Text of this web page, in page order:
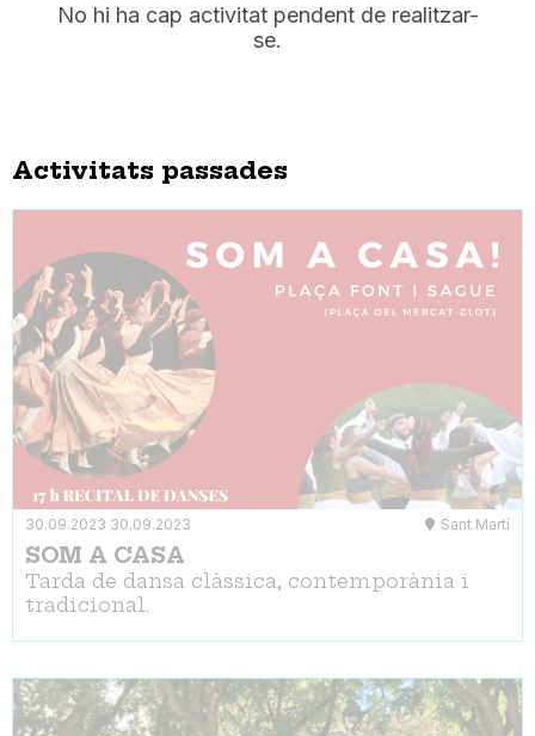
No hi ha cap activitat pendent de realitzar-
se.
Activitats passades
30.09.2023 30.09.2023 Sant Martí
SOM A CASA
Tarda de dansa clàssica, contemporània i
tradicional.